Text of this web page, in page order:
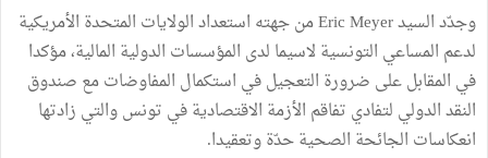
وجدّد السيد Eric Meyer من جهته استعداد الولايات المتحدة الأمريكية
لدعم المساعي التونسية لاسيما لدى المؤسسات الدولية المالية، مؤكدا
في المقابل على ضرورة التعجيل في استكمال المفاوضات مع صندوق
النقد الدولي لتفادي تفاقم الأزمة الاقتصادية في تونس والتي زادتها
انعكاسات الجائحة الصحية حدّة وتعقيدا.